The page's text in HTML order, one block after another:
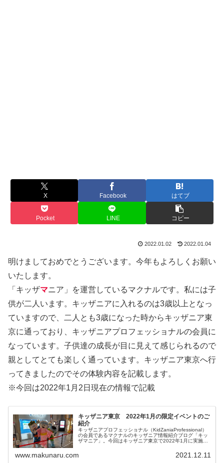
X Facebook はてブ
Pocket LINE コピー
2022.01.02 2022.01.04
明けましておめでとうございます。今年もよろしくお願い
いたします。
「キッザマニア」を運営しているマクナルです。私には子
供が二人います。キッザニアに入れるのは3歳以上となっ
ていますので、二人とも3歳になった時からキッザニア東
京に通っており、キッザニアプロフェッショナルの会員に
なっています。子供達の成長が目に見えて感じられるので
親としてとても楽しく通っています。キッザニア東京へ行
ってきましたのでその体験内容を記載します。
※今回は2022年1月2日現在の情報で記載
キッザニア東京 2022年1月の限定イベントのご
紹介
キッザニアプロフェッショナル（KidZaniaProfessional）
の会員であるマクナルのキッザニア情報紹介ブログ「キッ
ザマニア」。今回はキッザニア東京で2022年1月に実施さ
www.makunaru.com 2021.12.11